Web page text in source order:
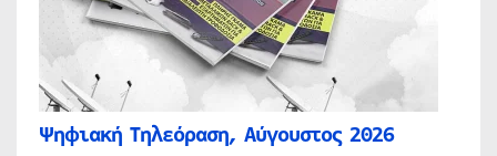
Ψηφιακή Τηλεόραση, Αύγουστος 2026